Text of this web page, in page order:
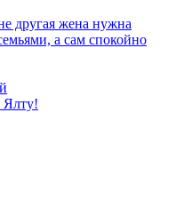
другая жена нужна
а сам спокойно